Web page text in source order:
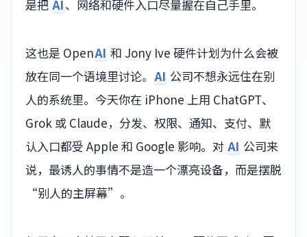
是把 AI、网络和硬件入口尽量握在自己手里。
这也是 OpenAI 和 Jony Ive 硬件计划为什么会被
放在同一个语境里讨论。 AI 公司不想永远住在别
人的系统里。今天你在 iPhone 上用 ChatGPT、
Grok 或 Claude，分发、权限、通知、支付、默
认入口都受 Apple 和 Google 影响。对 AI 公司来
说，最诱人的事情不是造一个漂亮设备，而是摆脱
“别人的主屏幕”。